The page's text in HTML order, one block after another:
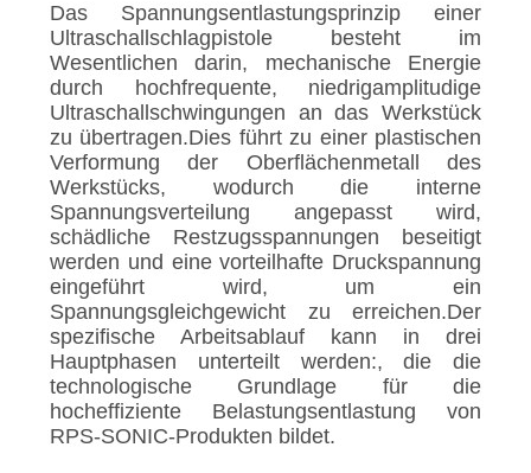
Das Spannungsentlastungsprinzip einer
Ultraschallschlagpistole besteht im
Wesentlichen darin, mechanische Energie
durch hochfrequente, niedrigamplitudige
Ultraschallschwingungen an das Werkstück
zu übertragen.Dies führt zu einer plastischen
Verformung der Oberflächenmetall des
Werkstücks, wodurch die interne
Spannungsverteilung angepasst wird,
schädliche Restzugsspannungen beseitigt
werden und eine vorteilhafte Druckspannung
eingeführt wird, um ein
Spannungsgleichgewicht zu erreichen.Der
spezifische Arbeitsablauf kann in drei
Hauptphasen unterteilt werden:, die die
technologische Grundlage für die
hocheffiziente Belastungsentlastung von
RPS-SONIC-Produkten bildet.